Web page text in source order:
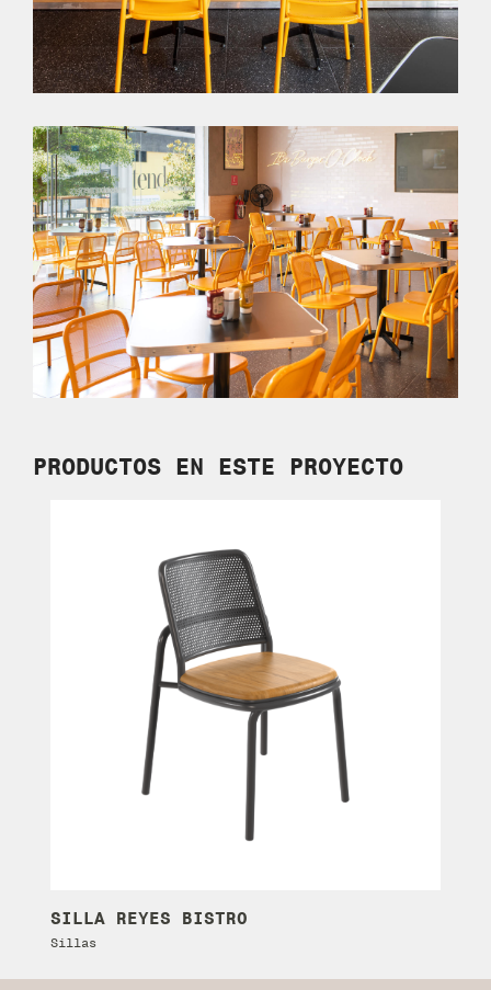
PRODUCTOS EN ESTE PROYECTO
SILLA REYES BISTRO
Sillas